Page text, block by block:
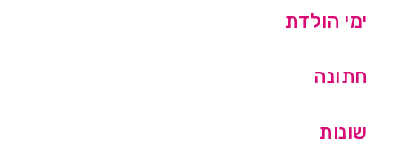
ימי הולדת
חתונה
שונות